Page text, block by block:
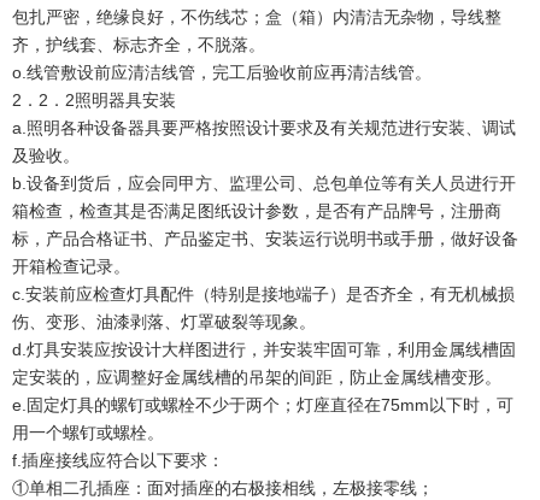
包扎严密，绝缘良好，不伤线芯；盒（箱）内清洁无杂物，导线整
齐，护线套、标志齐全，不脱落。
o.线管敷设前应清洁线管，完工后验收前应再清洁线管。
2．2．2照明器具安装
a.照明各种设备器具要严格按照设计要求及有关规范进行安装、调试
及验收。
b.设备到货后，应会同甲方、监理公司、总包单位等有关人员进行开
箱检查，检查其是否满足图纸设计参数，是否有产品牌号，注册商
标，产品合格证书、产品鉴定书、安装运行说明书或手册，做好设备
开箱检查记录。
c.安装前应检查灯具配件（特别是接地端子）是否齐全，有无机械损
伤、变形、油漆剥落、灯罩破裂等现象。
d.灯具安装应按设计大样图进行，并安装牢固可靠，利用金属线槽固
定安装的，应调整好金属线槽的吊架的间距，防止金属线槽变形。
e.固定灯具的螺钉或螺栓不少于两个；灯座直径在75mm以下时，可
用一个螺钉或螺栓。
f.插座接线应符合以下要求：
①单相二孔插座：面对插座的右极接相线，左极接零线；